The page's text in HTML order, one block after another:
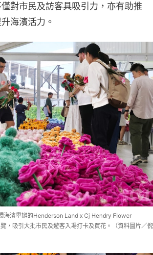
對市民及訪客具吸引力，亦有助推
海濱活力。
海濱舉辦的Henderson Land x Cj Hendry Flower
，吸引大批市民及遊客入場打卡及買花。（資料圖片／倪